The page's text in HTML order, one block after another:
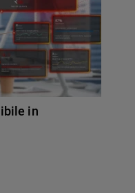
in